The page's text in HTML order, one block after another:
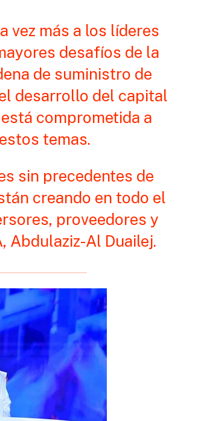
vez más a los líderes
desafíos de la
de suministro de
desarrollo del capital
comprometida a
temas.
sin precedentes de
creando en todo el
proveedores y
Abdulaziz-Al Duailej.